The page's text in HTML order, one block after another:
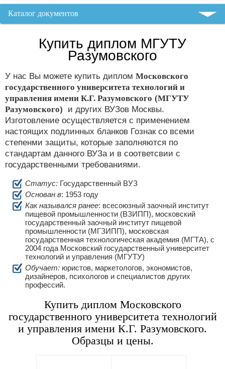
Каталог документов
Купить диплом МГУТУ
Разумовского
У нас Вы можете купить диплом Московского
государственного университета технологий и
управления имени К.Г. Разумовского (МГУТУ
Разумовского) и других ВУЗов Москвы.
Изготовление осуществляется с применением
настоящих подлинных бланков Гознак со всеми
степенми защиты, которые заполняются по
стандартам данного ВУЗа и в соответсвии с
государственными требованиями.
Статус: Государственный ВУЗ
Основан в: 1953 году
Как назывался ранее: всесоюзный заочный институт
пищевой промышленности (ВЗИПП), московский
государственный заочный институт пищевой
промышленности (МГЗИПП), московская
государственная технологическая академия (МГТА), с
2004 года Московский государственный университет
технологий и управления (МГУТУ)
Обучает: юристов, маркетологов, экономистов,
дизайнеров, психологов и специалистов других
профессий.
Купить диплом Московского
государственного университета технологий
и управления имени К.Г. Разумовского.
Образцы и цены.